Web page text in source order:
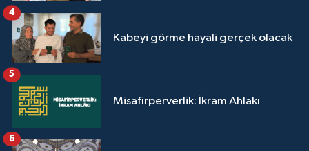
Kabeyi görme hayali gerçek olacak
4
Misafirperverlik: İkram Ahlakı
5
6
Tokat Müftülüğü
Trabzon Müftülüğü
Tunceli Müftülüğü